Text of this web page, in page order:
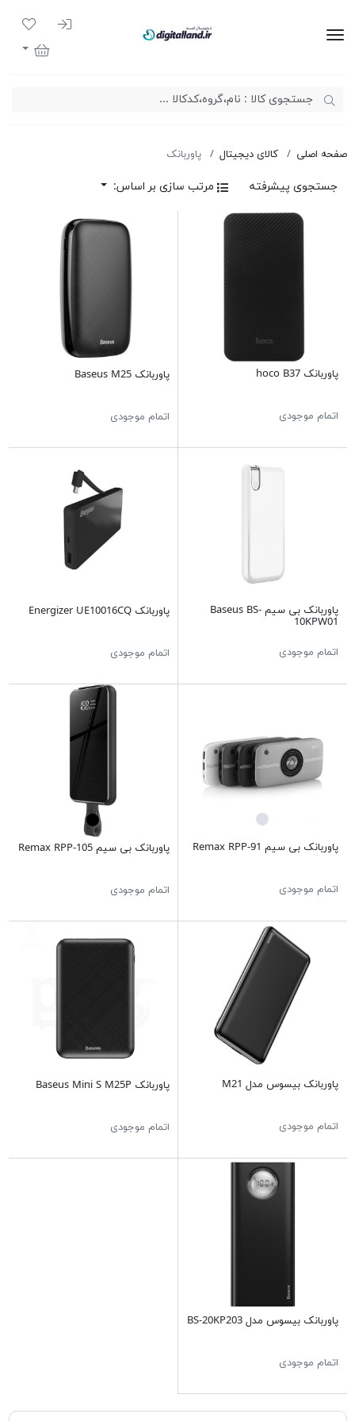
ورود به
لیست
سبد خرید
صفحه اصلی کالای دیجیتال پاوربانک
جستجوی پیشرفته مرتب سازی بر اساس:
پاوربانک hoco B37
اتمام موجودی
پاوربانک Baseus M25
اتمام موجودی
پاوربانک بی سیم Baseus BS-
10KPW01
اتمام موجودی
پاوربانک Energizer UE10016CQ
اتمام موجودی
پاوربانک بی سیم Remax RPP-91
اتمام موجودی
پاوربانک بی سیم Remax RPP-105
اتمام موجودی
پاوربانک بیسوس مدل M21
اتمام موجودی
پاوربانک Baseus Mini S M25P
اتمام موجودی
پاوربانک بیسوس مدل BS-20KP203
اتمام موجودی